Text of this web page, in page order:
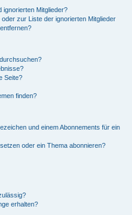
ignorierten Mitglieder?
zur Liste der ignorierten Mitglieder
Seite?
finden?
und einem Abonnements für ein
oder ein Thema abonnieren?
erhalten?